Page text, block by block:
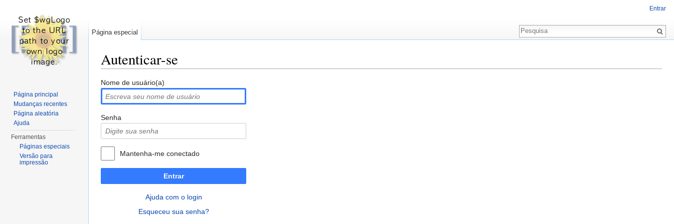
Autenticar-se
Nome de usuário(a)
Senha
Mantenha-me conectado
Entrar
Ajuda com o login
Esqueceu sua senha?
Entrar
Página especial
Página principal
Mudanças recentes
Página aleatória
Ajuda
Ferramentas
Páginas especiais
Versão para
impressão